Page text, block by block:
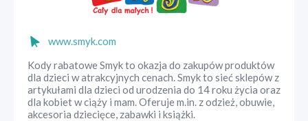
www.smyk.com
Kody rabatowe Smyk to okazja do zakupów produktów
dla dzieci w atrakcyjnych cenach. Smyk to sieć sklepów z
artykułami dla dzieci od urodzenia do 14 roku życia oraz
dla kobiet w ciąży i mam. Oferuje m.in. z odzież, obuwie,
akcesoria dziecięce, zabawki i książki.